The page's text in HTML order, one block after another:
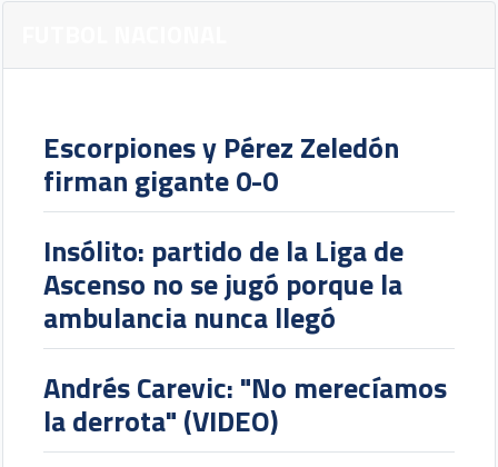
Escorpiones y Pérez Zeledón
firman gigante 0-0
Insólito: partido de la Liga de
Ascenso no se jugó porque la
ambulancia nunca llegó
Andrés Carevic: "No merecíamos
la derrota" (VIDEO)